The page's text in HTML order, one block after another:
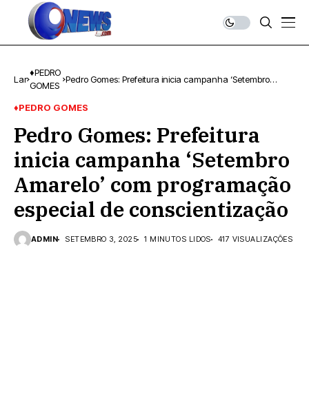
Lar
♦PEDRO
GOMES
Pedro Gomes: Prefeitura inicia campanha ‘Setembro
♦PEDRO GOMES
Pedro Gomes: Prefeitura
inicia campanha ‘Setembro
Amarelo’ com programação
especial de conscientização
ADMIN SETEMBRO 3, 2025 1 MINUTOS LIDOS 417 VISUALIZAÇÕES